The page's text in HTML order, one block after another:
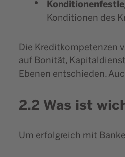
Konditionen des
Die Kreditkompetenzen
auf Bonität,
Ebenen entschieden.
2.2 Was ist
Um erfolgreich mit